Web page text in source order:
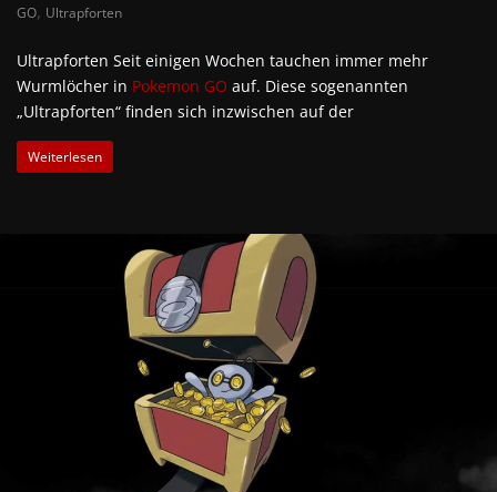
GO, Ultrapforten
Ultrapforten Seit einigen Wochen tauchen immer mehr
Wurmlöcher in Pokemon GO auf. Diese sogenannten
„Ultrapforten“ finden sich inzwischen auf der
Weiterlesen